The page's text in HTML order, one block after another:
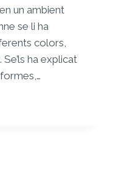
un ambient
se li ha
colors,
ha explicat